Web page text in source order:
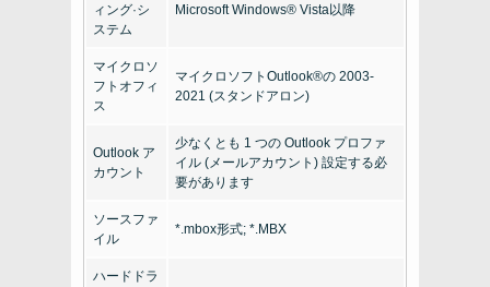
ィング·シ
ステム
Microsoft Windows® Vista以降
マイクロソ
フトオフィ
ス
マイクロソフトOutlook®の 2003-
2021 (スタンドアロン)
Outlook ア
カウント
少なくとも 1 つの Outlook プロファ
イル (メールアカウント) 設定する必
要があります
ソースファ
イル
*.mbox形式; *.MBX
ハードドラ